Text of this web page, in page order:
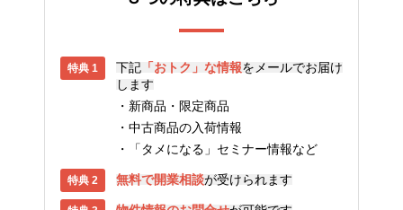
下記 「おトク」な情報をメールでお届け
します
新商品・限定商品
中古商品の入荷情報
「タメになる」セミナー情報など
無料で開業相談が受けられます